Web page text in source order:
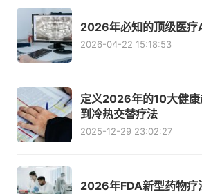
2026年必知的顶级医疗
2026-04-22 15:18:53
定义2026年的10大健
到冷热交替疗法
2025-12-29 23:02:27
2026年FDA新型药物疗